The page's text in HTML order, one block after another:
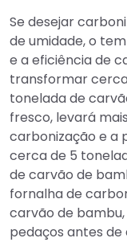
Se desejar
de umidade, o
e a eficiência de
transformar
tonelada de
fresco, levará
carbonização e a
cerca de 5
de carvão de
fornalha de
carvão de
pedaços antes de